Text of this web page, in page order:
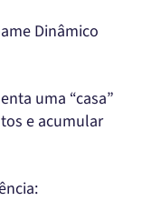
Dinâmico
uma “casa”
e acumular